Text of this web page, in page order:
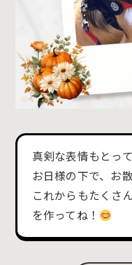
真剣な表情もとっ
お日様の下で、お
これからもたくさ
を作ってね！